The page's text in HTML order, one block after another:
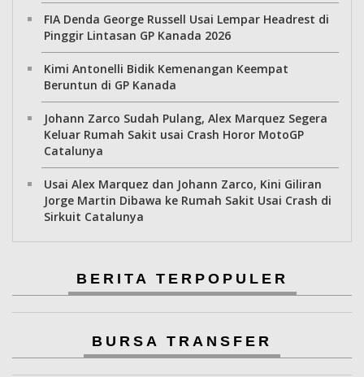
FIA Denda George Russell Usai Lempar Headrest di
Pinggir Lintasan GP Kanada 2026
Kimi Antonelli Bidik Kemenangan Keempat
Beruntun di GP Kanada
Johann Zarco Sudah Pulang, Alex Marquez Segera
Keluar Rumah Sakit usai Crash Horor MotoGP
Catalunya
Usai Alex Marquez dan Johann Zarco, Kini Giliran
Jorge Martin Dibawa ke Rumah Sakit Usai Crash di
Sirkuit Catalunya
BERITA TERPOPULER
BURSA TRANSFER